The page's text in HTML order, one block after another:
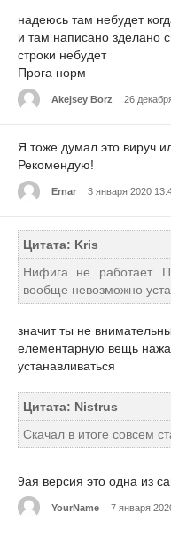
надеюсь там небудет
и там написано зделано
строки небудет
Прога норм
Akejsey Borz 26
Я тоже думал это вируч
Рекомендую!
Ernar 3 января 2020
Цитата: Kris
Нифига не работает.
вообще невозможно
значит ты не
елементарную вещь
устанавливаться
Цитата: Nistrus
Скачал в итоге совсем
9ая версия это одна из
YourName 7 января